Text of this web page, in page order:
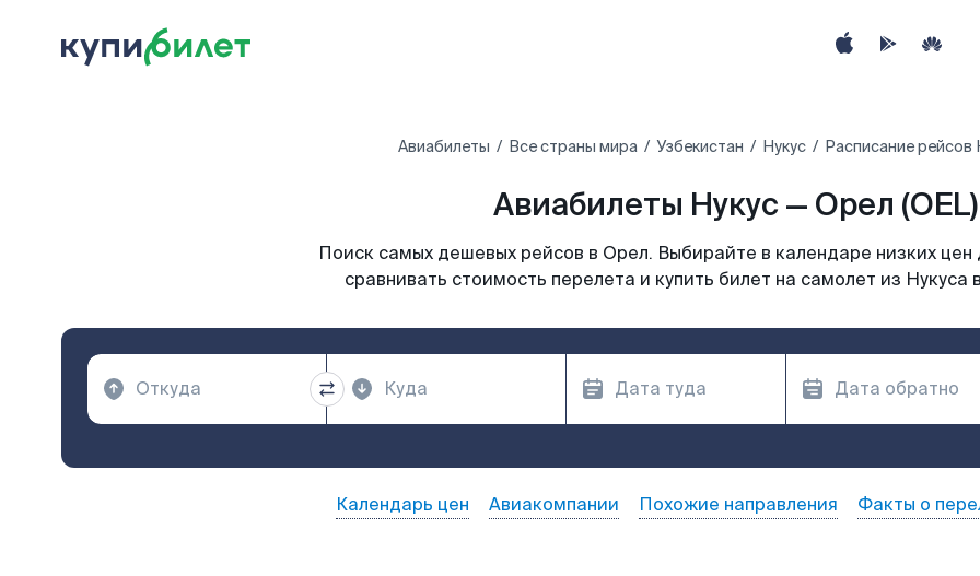
Авиабилеты Все страны мира Узбекистан Нукус Расписание рейсов
Авиабилеты Нукус — Орел (OEL)
Поиск самых дешевых рейсов в Орел. Выбирайте в календаре низких цен
сравнивать стоимость перелета и купить билет на самолет из Нукуса
Календарь цен Авиакомпании Похожие направления Факты о